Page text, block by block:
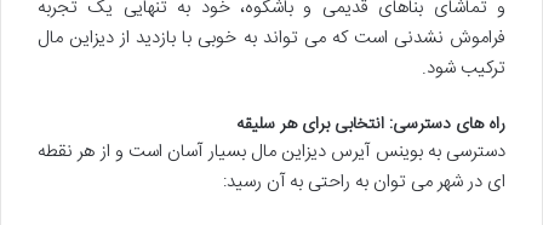
و تماشای بناهای قدیمی و باشکوه، خود به تنهایی یک تجربه
فراموش نشدنی است که می تواند به خوبی با بازدید از دیزاین مال
ترکیب شود.
راه های دسترسی: انتخابی برای هر سلیقه
دسترسی به بوینس آیرس دیزاین مال بسیار آسان است و از هر نقطه
ای در شهر می توان به راحتی به آن رسید: